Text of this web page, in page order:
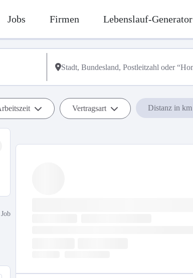
Jobs Firmen Lebenslauf-Generator
Vertragsart Distanz in km